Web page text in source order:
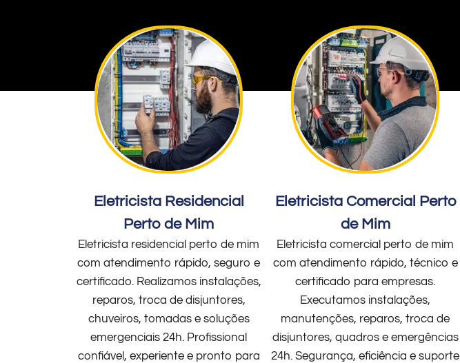
Eletricista Residencial
Perto de Mim
Eletricista residencial perto de mim
com atendimento rápido, seguro e
certificado. Realizamos instalações,
reparos, troca de disjuntores,
chuveiros, tomadas e soluções
emergenciais 24h. Profissional
confiável, experiente e pronto para
Eletricista Comercial Perto
de Mim
Eletricista comercial perto de mim
com atendimento rápido, técnico e
certificado para empresas.
Executamos instalações,
manutenções, reparos, troca de
disjuntores, quadros e emergências
24h. Segurança, eficiência e suporte